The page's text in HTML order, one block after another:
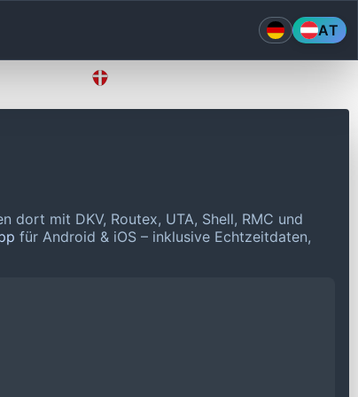
AT
dort mit DKV, Routex, UTA, Shell, RMC und
für Android & iOS – inklusive Echtzeitdaten,